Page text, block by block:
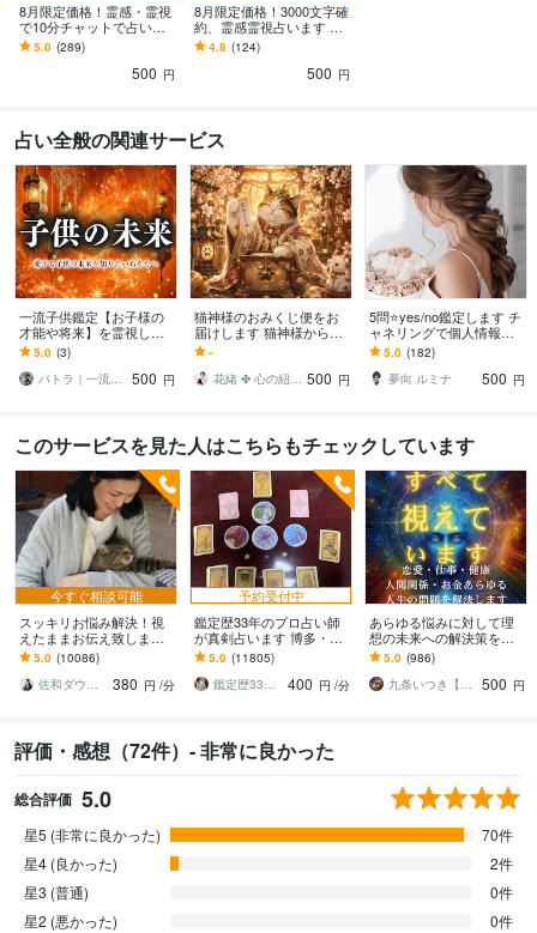
8月限定価格！霊感・霊視
で10分チャットで占いま
す 15分〜相手の気持ち・
恋愛・天職・複雑愛・復
5.0 (289)
500 円
8月限定価格！3000文字確
約、霊感霊視占います ⭐️
質×ボリュームの鑑定⭐️片
思い・複雑愛・復縁・天
4.8 (124)
500 円
占い全般の関連サービス
一流子供鑑定【お子様の
才能や将来】を霊視しま
す お子様の気持ちや適職
などを占い、未来の可能
性を最大限に広げる
5.0 (3)
パトラ｜一流の霊視鑑定
500 円
猫神様のおみくじ便をお
届けします 猫神様から今
日のあなた様へ、小さな
お便りをお届けします
-
花緒 ✤ 心の紐を解いていく人 500 円
5問⭐yes/no鑑定します チ
ャネリングで個人情報不
要で視ます♪
5.0 (182)
夢向 ルミナ
500 円
このサービスを見た人はこちらもチェックしています
今すぐ相談可能
スッキリお悩み解決！視
えたままお伝え致します
恋愛、結婚、人間関係、
仕事、人生、ペットの気
持ち等◎祈願付き
5.0 (10086)
佐和ダウジング＆スピリットメンター
380 円 /分
予約受付中
鑑定歴33年のプロ占い師
が真剣占います 博多・廓
屋の純血統占い祈願師
雷鳥
5.0 (11805)
鑑定歴33年のプロ占い師 雷鳥
400 円 /分
あらゆる悩みに対して理
想の未来への解決策を授
けます 人生が上手くいか
ないと悩んでいる人に未
来を好転させる魂の導き
5.0 (986)
九条いつき【高次元宇宙霊視師】
500 円
評価・感想（72件）- 非常に良かった
総合評価 5.0
星5 (非常に良かった)
70件
星4 (良かった)
2件
星3 (普通)
0件
星2 (悪かった)
0件